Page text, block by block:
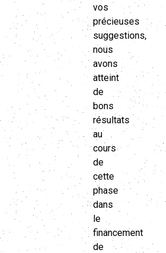
vos
précieuses
suggestions,
nous
avons
atteint
de
bons
résultats
au
cours
de
cette
phase
dans
le
financement
de